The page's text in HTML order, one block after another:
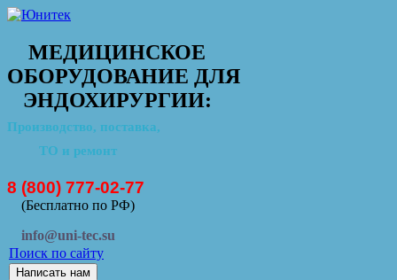
МЕДИЦИНСКОЕ
ОБОРУДОВАНИЕ ДЛЯ
ЭНДОХИРУРГИИ:
Производство, поставка,
ТО и ремонт
8 (800) 777-02-77
(Бесплатно по РФ)
info@uni-tec.su
Поиск по сайту
Написать нам